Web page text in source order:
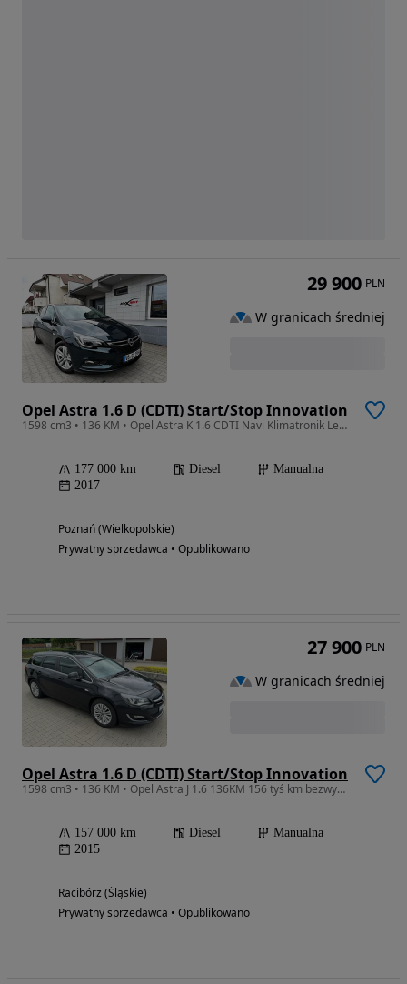
Opel Astra 1.6 D (CDTI) Start/Stop Innovation
1598 cm3 • 136 KM • Opel Astra K 1.6 CDTI Navi Klimatronik Led Alu Sport Cosmo
177 000 km Diesel
Manualna
2017
Poznań (Wielkopolskie)
Prywatny sprzedawca • Opublikowano
29 900 PLN
W granicach średniej
Opel Astra 1.6 D (CDTI) Start/Stop Innovation
1598 cm3 • 136 KM • Opel Astra J 1.6 136KM 156 tyś km bezwypadkowy ASO Bi-Xenon
157 000 km Diesel
Manualna
2015
Racibórz (Śląskie)
Prywatny sprzedawca • Opublikowano
27 900 PLN
W granicach średniej